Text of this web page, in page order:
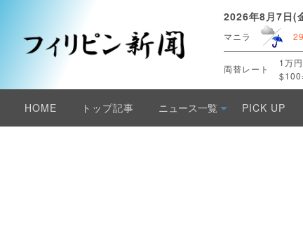
2026年8月7日(
マニラ
両替レート
1万
HOME トップ記事 ニュース一覧 PICK UP